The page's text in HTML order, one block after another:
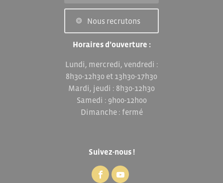
Nous recrutons
Horaires d’ouverture :
Lundi, mercredi, vendredi :
8h30-12h30 et 13h30-17h30
Mardi, jeudi : 8h30-12h30
Samedi : 9h00-12h00
Dimanche : fermé
Suivez-nous !